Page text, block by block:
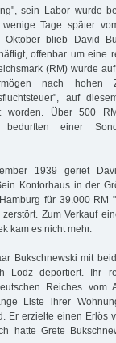
sein Labor wurde
Tage später
blieb David
offenbar um eine
(RM) wurde
nach hohen
auf
worden. Über 500
einer
1939 geriet
Kontorhaus in der
für 39.000 RM
Zum Verkauf
kam es nicht mehr.
Bukschnewski mit
Lodz deportiert. Ihr
Reiches vom
Liste ihrer
Er erzielte einen Erlös
hatte Grete